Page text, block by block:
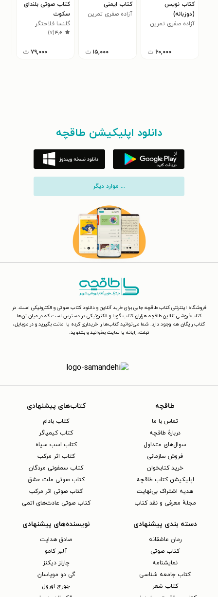
کتاب نویس
(دوزبانه)
آزاده صفری تمرین
۶۰,۰۰۰ ت
کتاب ایمنی
آزاده صفری تمرین
۱۵,۰۰۰ ت
کتاب صوتی بلندای
سکوت
گلنسا فلاحتگر
۴٫۶(۷)
۷۹,۰۰۰ ت
دانلود اپلیکیشن طاقچه
... موارد دیگر
فروشگاه اینترنتی کتاب طاقچه جایی برای خرید آنلاین و دانلود کتاب صوتی و الکترونیکی است. در
کتاب‌فروشی آنلاین طاقچه هزاران کتاب گویا و الکترونیکی در دسترس است که در میان آن‌ها
کتاب رایگان هم وجود دارد. شما می‌توانید کتاب‌ها را خریداری کرده یا امانت بگیرید و در موبایل،
تبلت، رایانه یا سایت بخوانید و بشنوید.
طاقچه
تماس با ما
دربارهٔ طاقچه
سوال‌های متداول
فروش سازمانی
خرید کتابخوان
اپلیکیشن کتاب طاقچه
هدیه اشتراک بی‌نهایت
مجلهٔ معرفی و نقد کتاب
کتاب‌های پیشنهادی
کتاب بادام
کتاب کیمیاگر
کتاب اسب سیاه
کتاب اثر مرکب
کتاب سمفونی مردگان
کتاب صوتی ملت عشق
کتاب صوتی اثر مرکب
کتاب صوتی عادت‌های اتمی
دسته بندی پیشنهادی
رمان عاشقانه
کتاب‌ صوتی
نمایشنامه
کتاب جامعه شناسی
کتاب شعر
نویسنده‌های پیشنهادی
صادق هدایت
آلبر کامو
چارلز دیکنز
گی دو موپاسان
جورج اورول